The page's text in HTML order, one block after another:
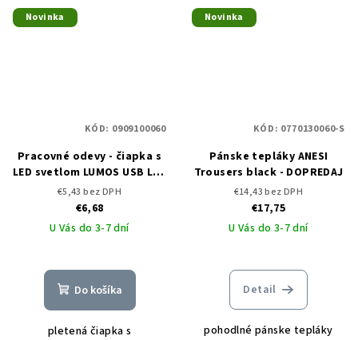
Novinka
Pracovné odevy - čiapka s
LED svetlom LUMOS USB LED
HAT BLACK
€5,43 bez DPH
€6,68
U Vás do 3-7 dní
Do košíka
pletená čiapka s
KÓD: 0909100060
Novinka
Pánske tepláky ANESI
Trousers black - DOPREDAJ
€14,43 bez DPH
€17,75
U Vás do 3-7 dní
Detail
pohodlné pánske tepláky
KÓD: 0770130060-S